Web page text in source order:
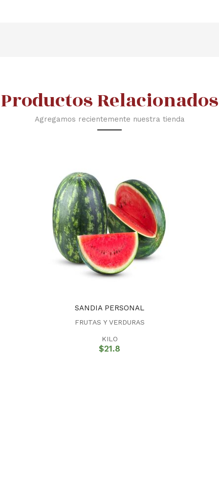
Productos Relacionados
Agregamos recientemente nuestra tienda
SANDIA PERSONAL
FRUTAS Y VERDURAS
KILO
$21.8